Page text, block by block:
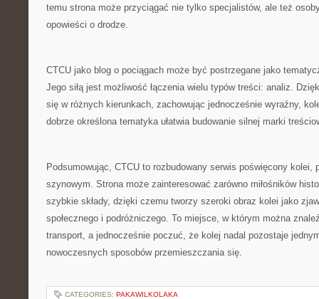
temu strona może przyciągać nie tylko specjalistów, ale też
opowieści o drodze.
CTCU jako blog o pociągach może być postrzegane jako
Jego siłą jest możliwość łączenia wielu typów treści: analiz.
się w różnych kierunkach, zachowując jednocześnie wyraźny,
dobrze określona tematyka ułatwia budowanie silnej marki
Podsumowując, CTCU to rozbudowany serwis poświęcony kolei,
szynowym. Strona może zainteresować zarówno miłośników
szybkie składy, dzięki czemu tworzy szeroki obraz kolei jako
społecznego i podróżniczego. To miejsce, w którym można
transport, a jednocześnie poczuć, że kolej nadal pozostaje
nowoczesnych sposobów przemieszczania się.
CATEGORIES: PAKAWILKOLAKA